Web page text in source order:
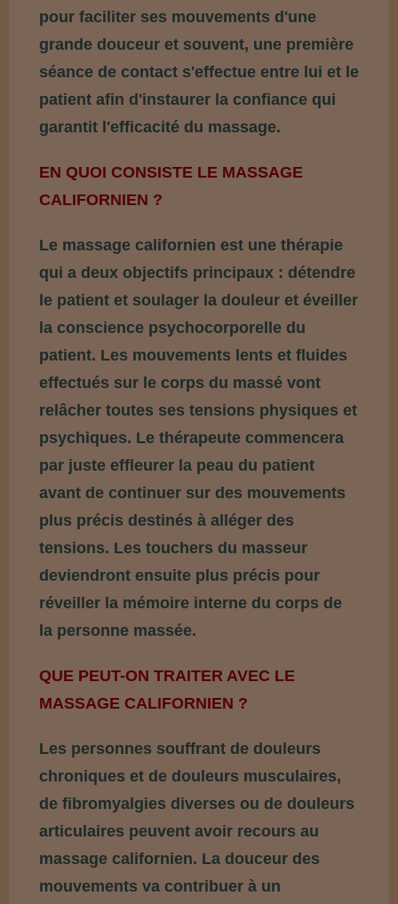
pour faciliter ses mouvements d'une
grande douceur et souvent, une première
séance de contact s'effectue entre lui et le
patient afin d'instaurer la confiance qui
garantit l'efficacité du massage.
EN QUOI CONSISTE LE MASSAGE
CALIFORNIEN ?
Le massage californien est une thérapie
qui a deux objectifs principaux : détendre
le patient et soulager la douleur et éveiller
la conscience psychocorporelle du
patient. Les mouvements lents et fluides
effectués sur le corps du massé vont
relâcher toutes ses tensions physiques et
psychiques. Le thérapeute commencera
par juste effleurer la peau du patient
avant de continuer sur des mouvements
plus précis destinés à alléger des
tensions. Les touchers du masseur
deviendront ensuite plus précis pour
réveiller la mémoire interne du corps de
la personne massée.
QUE PEUT-ON TRAITER AVEC LE
MASSAGE CALIFORNIEN ?
Les personnes souffrant de douleurs
chroniques et de douleurs musculaires,
de fibromyalgies diverses ou de douleurs
articulaires peuvent avoir recours au
massage californien. La douceur des
mouvements va contribuer à un